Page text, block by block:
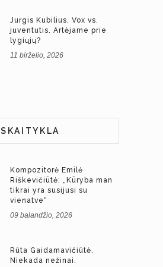
Jurgis Kubilius. Vox vs.
juventutis. Artėjame prie
lygiųjų?
11 birželio, 2026
SKAITYKLA
Kompozitorė Emilė
Riškevičiūtė: „Kūryba man
tikrai yra susijusi su
vienatve“
09 balandžio, 2026
Rūta Gaidamavičiūtė.
Niekada nežinai.